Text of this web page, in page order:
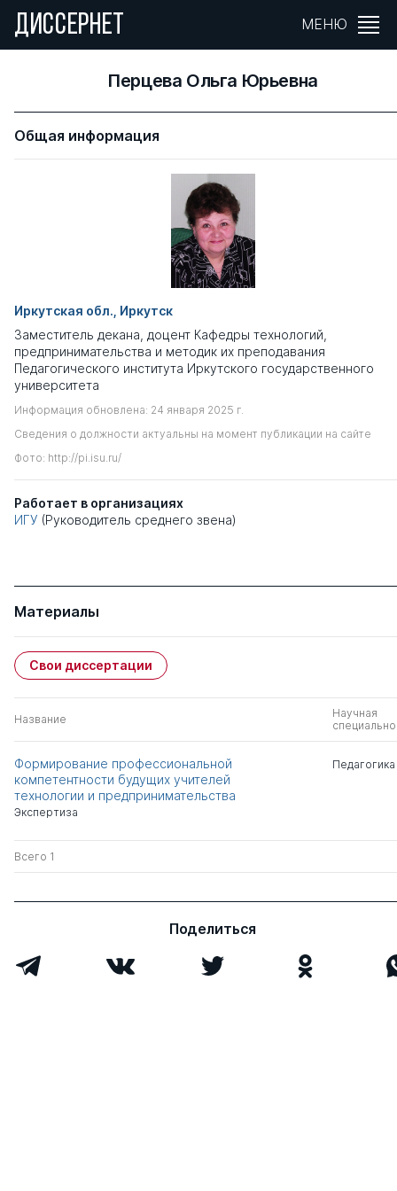
ДИССЕРНЕТ МЕНЮ
Перцева Ольга Юрьевна
Общая информация
Иркутская обл., Иркутск
Заместитель декана, доцент Кафедры технологий,
предпринимательства и методик их преподавания
Педагогического института Иркутского государственного
университета
Информация обновлена: 24 января 2025 г.
Сведения о должности актуальны на момент публикации на сайте
Фото: http://pi.isu.ru/
Работает в организациях
ИГУ (Руководитель среднего звена)
Материалы
Свои диссертации
Название
Научная
Формирование профессиональной
компетентности будущих учителей
технологии и предпринимательства
Экспертиза
Педагогика
Всего 1
Поделиться